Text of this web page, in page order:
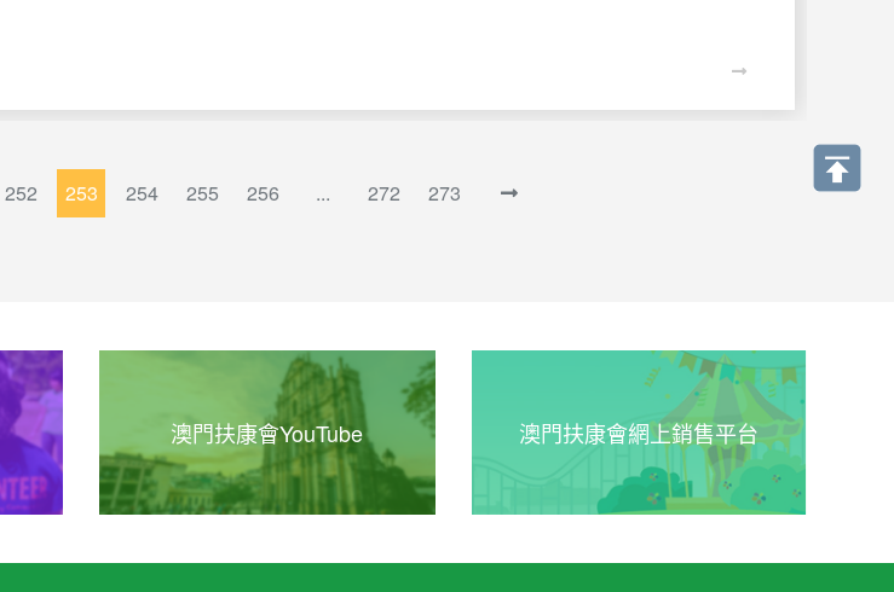
252 253 254 255 256 ... 272 273
澳門扶康會YouTube 澳門扶康會網上銷售平台